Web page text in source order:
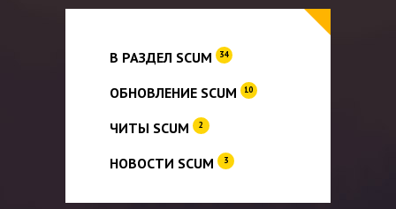
В РАЗДЕЛ SCUM 34
ОБНОВЛЕНИЕ SCUM 10
ЧИТЫ SCUM 2
НОВОСТИ SCUM 3